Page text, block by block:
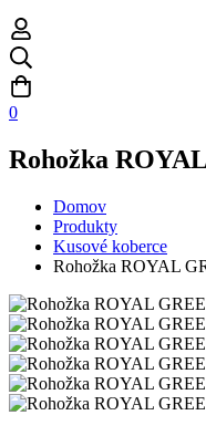
0
Rohožka
Domov
Produkty
Kusové koberce
Rohožka ROYAL